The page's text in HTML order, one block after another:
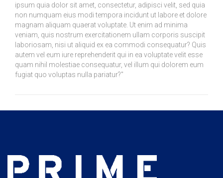
ipsum quia dolor sit amet, consectetur, adipisci velit, sed quia
non numquam eius modi tempora incidunt ut labore et dolore
magnam aliquam quaerat voluptate. Ut enim ad minima
veniam, quis nostrum exercitationem ullam corporis suscipit
laboriosam, nisi ut aliquid ex ea commodi consequatur? Quis
autem vel eum iure reprehenderit qui in ea voluptate velit esse
quam nihil molestiae consequatur, vel illum qui dolorem eum
fugiat quo voluptas nulla pariatur?"